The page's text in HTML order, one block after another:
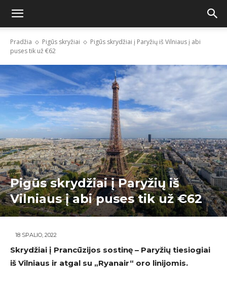
Pradžia Pigūs skryžiai
Pigūs skrydžiai į Paryžių iš Vilniaus į abi
puses tik už €62
Pigūs skrydžiai į Paryžių iš
Vilniaus į abi puses tik už €62
18 SPALIO, 2022
Skrydžiai į Prancūzijos sostinę – Paryžių tiesiogiai
iš Vilniaus ir atgal su „Ryanair“ oro linijomis.